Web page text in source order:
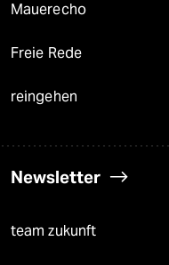
Mauerecho
Freie Rede
reingehen
Newsletter
team zukunft